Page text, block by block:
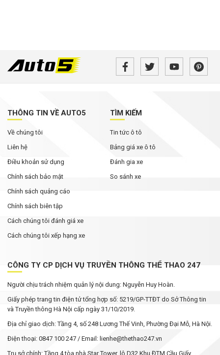
THÔNG TIN VỀ AUTO5
Về chúng tôi
Liên hệ
Điều khoản sử dụng
Chính sách bảo mật
Chính sách quảng cáo
Chính sách biên tập
Cách chúng tôi đánh giá xe
Cách chúng tôi xếp hạng xe
TÌM KIẾM
Tin tức ô tô
Bảng giá xe ô tô
Đánh gia xe
So sánh xe
CÔNG TY CP DỊCH VỤ TRUYỀN THÔNG THỂ THAO 247
Người chịu trách nhiệm quản lý nội dung: Nguyễn Huy Hoàn.
Giấy phép trang tin điện tử tổng hợp số: 5219/GP-TTĐT do Sở Thông tin
và Truyền thông Hà Nội cấp ngày 31/10/2019.
Địa chỉ giao dịch: Tầng 4, số 248 Lương Thế Vinh, Phường Đại Mỗ, Hà Nội.
Điện thoại: 0847 100 247 / Email: lienhe@thethao247.vn
Trụ sở chính: Tầng 4 tòa nhà Star Tower, lô D32 Khu ĐTM Cầu Giấy,